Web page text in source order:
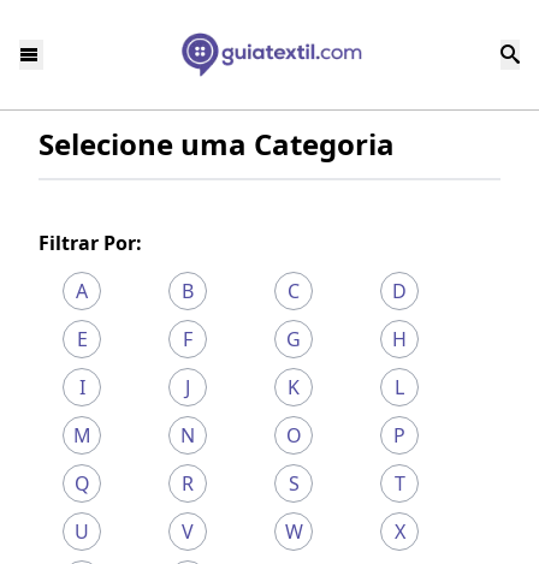
Selecione uma Categoria
Filtrar Por:
A
B C
D
E
F G
H
I
J K
L
M
N O
P
Q
R S
T
U
V W
X